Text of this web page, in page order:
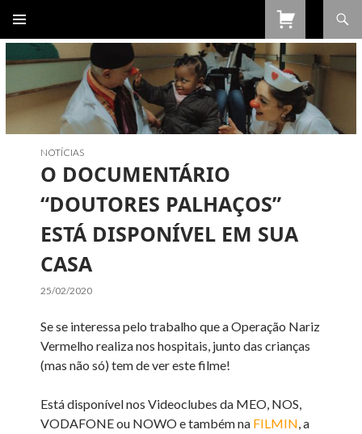
PARA
O
NOTÍCIAS
O DOCUMENTÁRIO
“DOUTORES PALHAÇOS”
ESTÁ DISPONÍVEL EM SUA
CASA
25/02/2020
Se se interessa pelo trabalho que a Operação Nariz
Vermelho realiza nos hospitais, junto das crianças
(mas não só) tem de ver este filme!
Está disponível nos Videoclubes da MEO, NOS,
VODAFONE ou NOWO e também na FILMIN, a